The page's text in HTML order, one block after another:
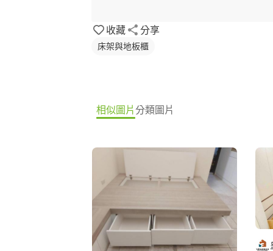
收藏 分享
床架與地板櫃
相似圖片分類圖片